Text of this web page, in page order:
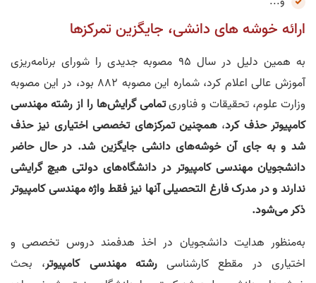
ارائه خوشه های دانشی، جایگزین تمرکز‌ها
به همین دلیل در سال 95 مصوبه جدیدی را شورای برنامه‌ریزی
آموزش عالی اعلام کرد، شماره این مصوبه 882 بود، در این مصوبه
وزارت علوم، تحقیقات و فناوریتمامی گرایش‌ها را از رشته مهندسی
کامپیوتر حذف کرد،همچنین تمرکزهای تخصصی اختیاری نیز حذف
شد و به جای آن خوشه‌های دانشی جایگزین شد. در حال حاضر
دانشجویان مهندسی کامپیوتر در دانشگاه‌های دولتی هیچ گرایشی
ندارند و در مدرک فارغ التحصیلی آنها نیز فقط واژه مهندسی کامپیوتر
ذکر می‌شود.
به‌منظور هدایت دانشجویان در اخذ هدفمند دروس تخصصی و
اختیاری در مقطع کارشناسیرشته مهندسی کامپیوتر، بحث